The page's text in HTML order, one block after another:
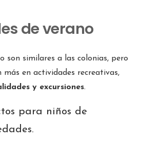
de verano
son similares a las colonias, pero
más en actividades recreativas,
y excursiones.
para niños de